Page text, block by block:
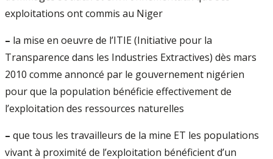
exploitations ont commis au Niger
– la mise en oeuvre de l’ITIE (Initiative pour la
Transparence dans les Industries Extractives) dès mars
2010 comme annoncé par le gouvernement nigérien
pour que la population bénéficie effectivement de
l’exploitation des ressources naturelles
– que tous les travailleurs de la mine ET les populations
vivant à proximité de l’exploitation bénéficient d’un